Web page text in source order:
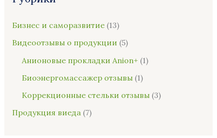
Бизнес и саморазвитие(13)
Видеоотзывы о продукции (5)
Анионовые прокладки Anion+ (1)
Биоэнергомассажер отзывы(1)
Коррекционные стельки отзывы(3)
Продукция виеда (7)